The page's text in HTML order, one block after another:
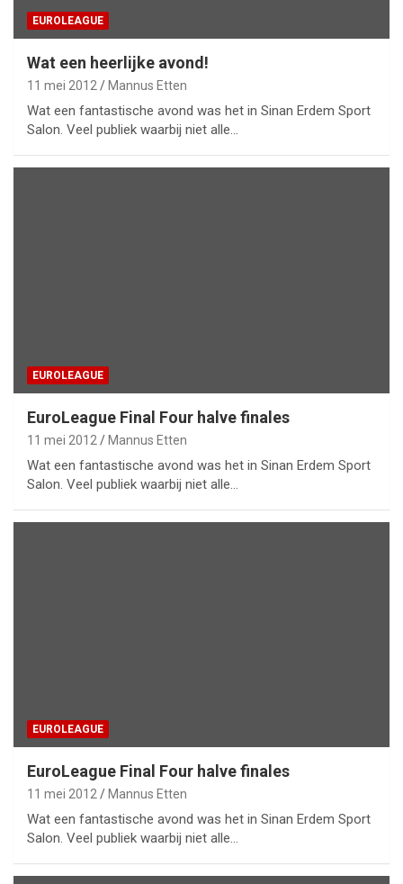
EUROLEAGUE
Wat een heerlijke avond!
11 mei 2012 Mannus Etten
Wat een fantastische avond was het in Sinan Erdem Sport
Salon. Veel publiek waarbij niet alle…
EUROLEAGUE
EuroLeague Final Four halve finales
11 mei 2012 Mannus Etten
Wat een fantastische avond was het in Sinan Erdem Sport
Salon. Veel publiek waarbij niet alle…
EUROLEAGUE
EuroLeague Final Four halve finales
11 mei 2012 Mannus Etten
Wat een fantastische avond was het in Sinan Erdem Sport
Salon. Veel publiek waarbij niet alle…